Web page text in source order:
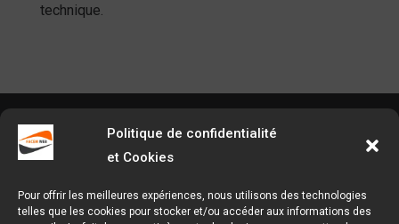
Politique de confidentialité
et Cookies
Pour offrir les meilleures expériences, nous utilisons des technologies
telles que les cookies pour stocker et/ou accéder aux informations des
technique.
Agence Facem Web